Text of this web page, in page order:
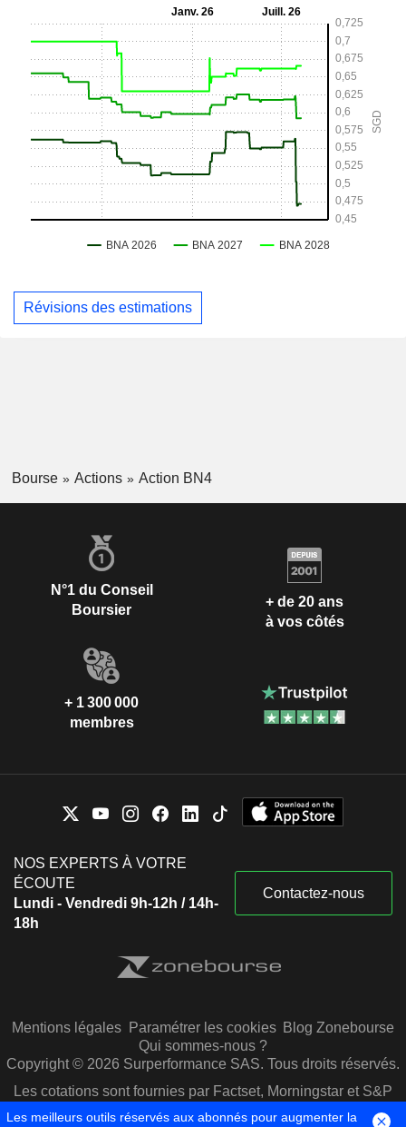
Révisions des estimations
Bourse Actions Action BN4
N°1 du Conseil
Boursier
+ de 20 ans
à vos côtés
+ 1 300 000
membres
NOS EXPERTS À VOTRE
ÉCOUTE
Lundi - Vendredi 9h-12h / 14h-
18h
Contactez-nous
Mentions légales Paramétrer les cookies Blog Zonebourse
Qui sommes-nous ?
Copyright © 2026 Surperformance SAS. Tous droits réservés.
Les cotations sont fournies par Factset, Morningstar et S&P
Capital IQ
Les meilleurs outils réservés aux abonnés pour augmenter la